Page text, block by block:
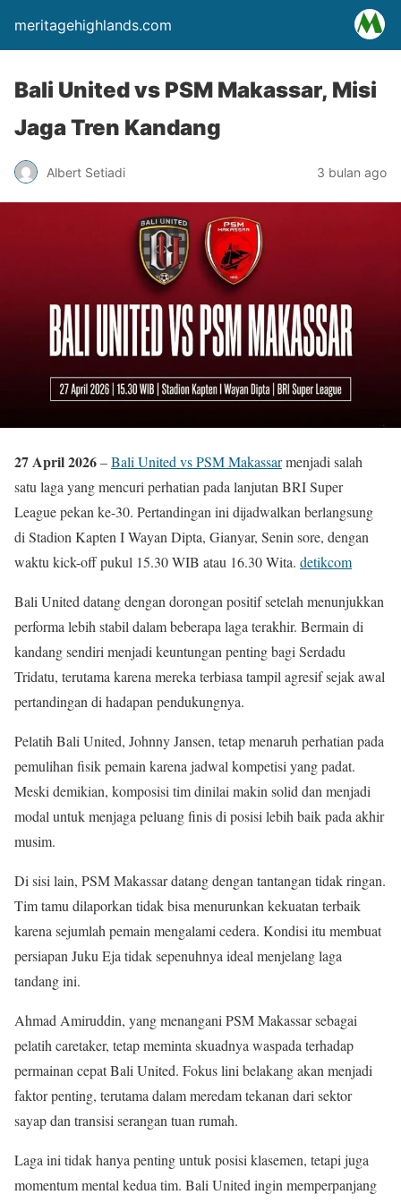
meritagehighlands.com
Bali United vs PSM Makassar, Misi
Jaga Tren Kandang
Albert Setiadi 3 bulan ago
27 April 2026–Bali United vs PSM Makassarmenjadi salah
satu laga yang mencuri perhatian pada lanjutan BRI Super
League pekan ke-30. Pertandingan ini dijadwalkan berlangsung
di Stadion Kapten I Wayan Dipta, Gianyar, Senin sore, dengan
waktu kick-off pukul 15.30 WIB atau 16.30 Wita. detikcom
Bali United datang dengan dorongan positif setelah menunjukkan
performa lebih stabil dalam beberapa laga terakhir. Bermain di
kandang sendiri menjadi keuntungan penting bagi Serdadu
Tridatu, terutama karena mereka terbiasa tampil agresif sejak awal
pertandingan di hadapan pendukungnya.
Pelatih Bali United, Johnny Jansen, tetap menaruh perhatian pada
pemulihan fisik pemain karena jadwal kompetisi yang padat.
Meski demikian, komposisi tim dinilai makin solid dan menjadi
modal untuk menjaga peluang finis di posisi lebih baik pada akhir
musim.
Di sisi lain, PSM Makassar datang dengan tantangan tidak ringan.
Tim tamu dilaporkan tidak bisa menurunkan kekuatan terbaik
karena sejumlah pemain mengalami cedera. Kondisi itu membuat
persiapan Juku Eja tidak sepenuhnya ideal menjelang laga
tandang ini.
Ahmad Amiruddin, yang menangani PSM Makassar sebagai
pelatih caretaker, tetap meminta skuadnya waspada terhadap
permainan cepat Bali United. Fokus lini belakang akan menjadi
faktor penting, terutama dalam meredam tekanan dari sektor
sayap dan transisi serangan tuan rumah.
Laga ini tidak hanya penting untuk posisi klasemen, tetapi juga
momentum mental kedua tim. Bali United ingin memperpanjang